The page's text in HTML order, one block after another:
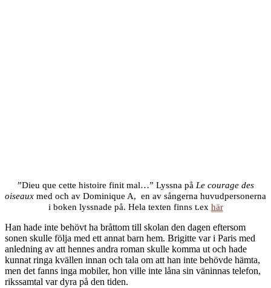
”Dieu que cette histoire finit mal…” Lyssna på Le courage des
oiseaux med och av Dominique A, en av sångerna huvudpersonerna
i boken lyssnade på. Hela texten finns t.ex här
Han hade inte behövt ha bråttom till skolan den dagen eftersom
sonen skulle följa med ett annat barn hem. Brigitte var i Paris med
anledning av att hennes andra roman skulle komma ut och hade
kunnat ringa kvällen innan och tala om att han inte behövde hämta,
men det fanns inga mobiler, hon ville inte låna sin väninnas telefon,
rikssamtal var dyra på den tiden.